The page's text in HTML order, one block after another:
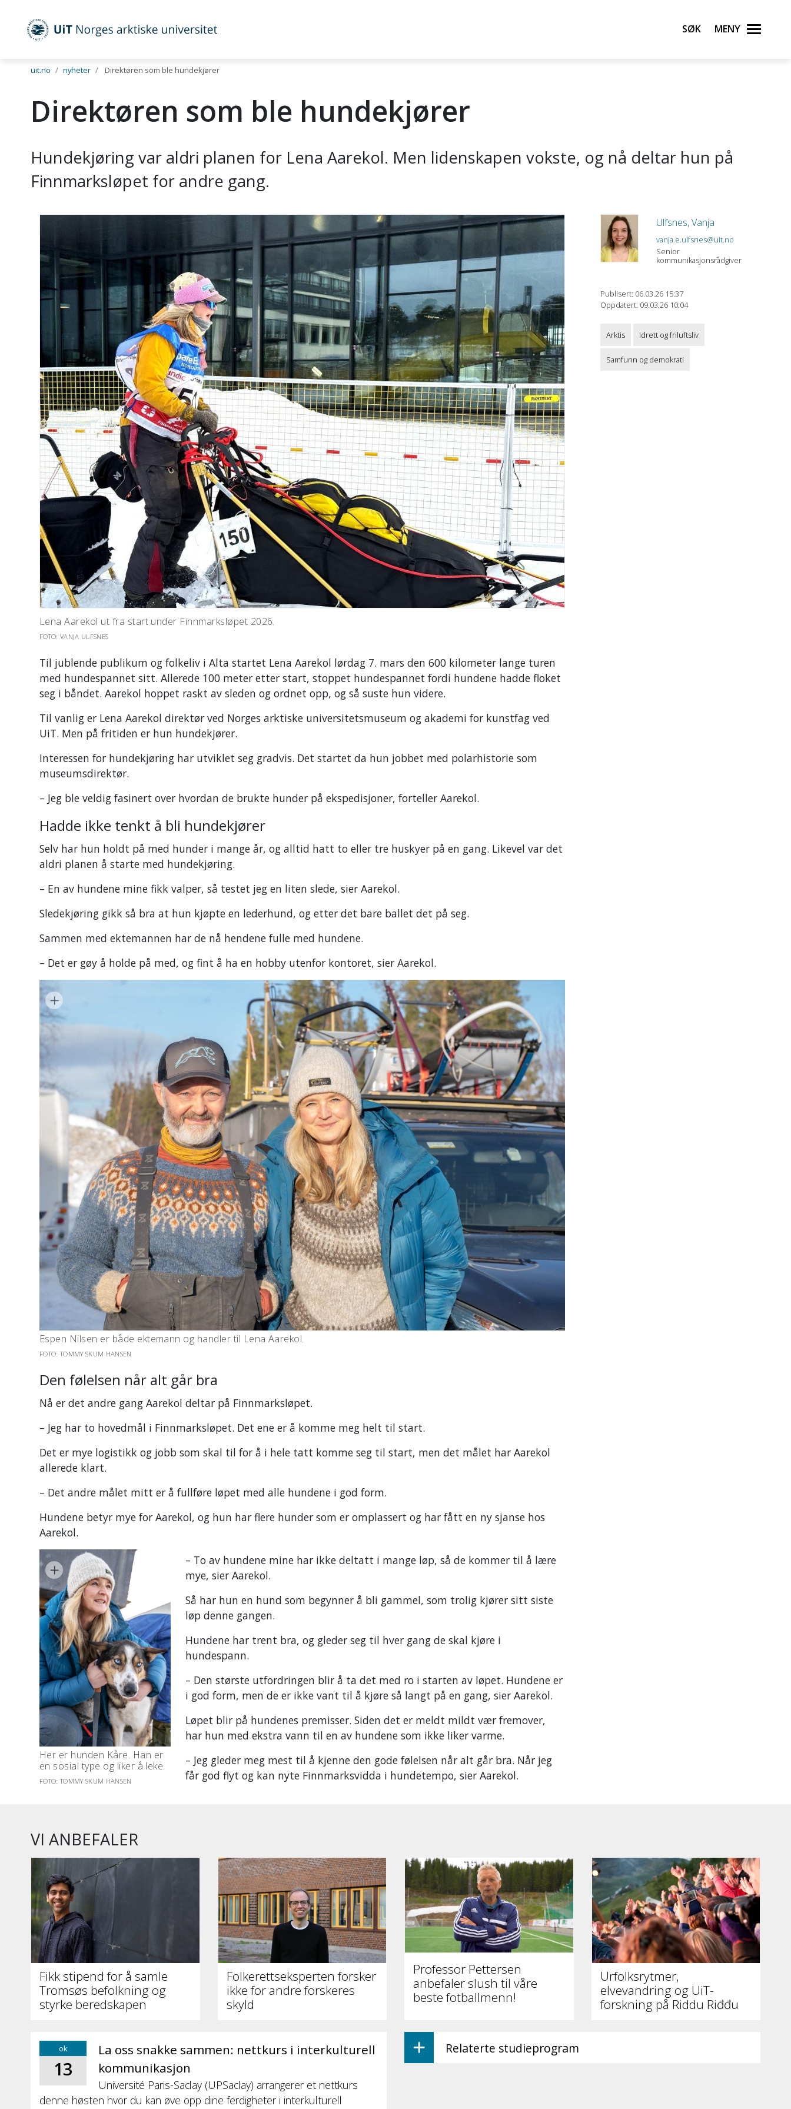
Gå til hovedinnhold
UiT Norges arktiske universitet Søk Meny
uit.no nyheter Direktøren som ble hundekjører
Direktøren som ble hundekjører
Hundekjøring var aldri planen for Lena Aarekol. Men lidenskapen vokste, og nå deltar hun på
Finnmarksløpet for andre gang.
Lena Aarekol ut fra start under Finnmarksløpet 2026.
FOTO: VANJA ULFSNES
Ulfsnes, Vanja
vanja.e.ulfsnes@uit.no
Senior
kommunikasjonsrådgiver
Publisert: 06.03.26 15:37
Oppdatert: 09.03.26 10:04
Arktis Idrett og friluftsliv
Samfunn og demokrati
Til jublende publikum og folkeliv i Alta startet Lena Aarekol lørdag 7. mars den 600 kilometer lange turen
med hundespannet sitt. Allerede 100 meter etter start, stoppet hundespannet fordi hundene hadde floket
seg i båndet. Aarekol hoppet raskt av sleden og ordnet opp, og så suste hun videre.
Til vanlig er Lena Aarekol direktør ved Norges arktiske universitetsmuseum og akademi for kunstfag ved
UiT. Men på fritiden er hun hundekjører.
Interessen for hundekjøring har utviklet seg gradvis. Det startet da hun jobbet med polarhistorie som
museumsdirektør.
– Jeg ble veldig fasinert over hvordan de brukte hunder på ekspedisjoner, forteller Aarekol.
Hadde ikke tenkt å bli hundekjører
Selv har hun holdt på med hunder i mange år, og alltid hatt to eller tre huskyer på en gang. Likevel var det
aldri planen å starte med hundekjøring.
– En av hundene mine fikk valper, så testet jeg en liten slede, sier Aarekol.
Sledekjøring gikk så bra at hun kjøpte en lederhund, og etter det bare ballet det på seg.
Sammen med ektemannen har de nå hendene fulle med hundene.
– Det er gøy å holde på med, og fint å ha en hobby utenfor kontoret, sier Aarekol.
Espen Nilsen er både ektemann og handler til Lena Aarekol.
FOTO: TOMMY SKUM HANSEN
Den følelsen når alt går bra
Nå er det andre gang Aarekol deltar på Finnmarksløpet.
– Jeg har to hovedmål i Finnmarksløpet. Det ene er å komme meg helt til start.
Det er mye logistikk og jobb som skal til for å i hele tatt komme seg til start, men det målet har Aarekol
allerede klart.
– Det andre målet mitt er å fullføre løpet med alle hundene i god form.
Hundene betyr mye for Aarekol, og hun har flere hunder som er omplassert og har fått en ny sjanse hos
Aarekol.
Her er hunden Kåre. Han er
en sosial type og liker å leke.
FOTO: TOMMY SKUM HANSEN
– To av hundene mine har ikke deltatt i mange løp, så de kommer til å lære
mye, sier Aarekol.
Så har hun en hund som begynner å bli gammel, som trolig kjører sitt siste
løp denne gangen.
Hundene har trent bra, og gleder seg til hver gang de skal kjøre i
hundespann.
– Den største utfordringen blir å ta det med ro i starten av løpet. Hundene er
i god form, men de er ikke vant til å kjøre så langt på en gang, sier Aarekol.
Løpet blir på hundenes premisser. Siden det er meldt mildt vær fremover,
har hun med ekstra vann til en av hundene som ikke liker varme.
– Jeg gleder meg mest til å kjenne den gode følelsen når alt går bra. Når jeg
får god flyt og kan nyte Finnmarksvidda i hundetempo, sier Aarekol.
VI ANBEFALER
Fikk stipend for å samle
Tromsøs befolkning og
styrke beredskapen
Folkerettseksperten forsker
ikke for andre forskeres
skyld
Professor Pettersen
anbefaler slush til våre
beste fotballmenn!
Urfolksrytmer,
elvevandring og UiT-
forskning på Riddu Riđđu
ok
13
La oss snakke sammen: nettkurs i interkulturell
kommunikasjon
Université Paris-Saclay (UPSaclay) arrangerer et nettkurs
denne høsten hvor du kan øve opp dine ferdigheter i interkulturell
Relaterte studieprogram